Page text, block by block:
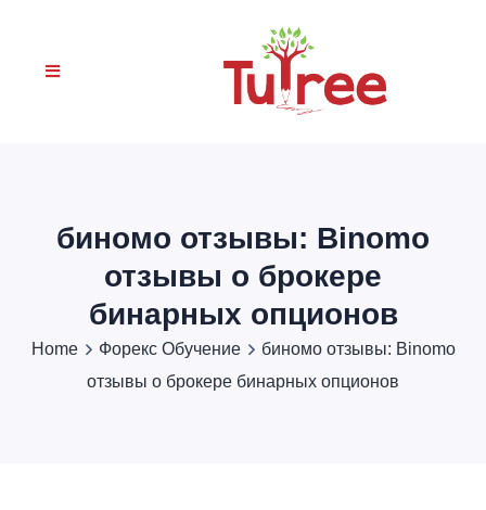
биномо отзывы: Binomo
отзывы о брокере
бинарных опционов
Home Форекс Обучение
биномо отзывы: Binomo
отзывы о брокере бинарных опционов